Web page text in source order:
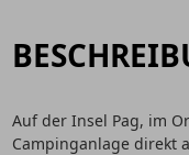
Auf der Insel Pag, im
Campinganlage direkt